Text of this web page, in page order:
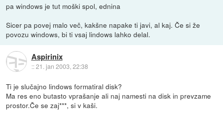
pa windows je tut moški spol, ednina
Sicer pa povej malo več, kakšne napake ti javi, al kaj. Če si že
povozu windows, bi ti vsaj lindows lahko delal.
Aspirinix
::21. jan 2003, 22:38
Ti je slučajno lindows formatiral disk?
Ma res eno butasto vprašanje ali naj namesti na disk in prevzame
prostor.Če se zaj***, si v kaši.